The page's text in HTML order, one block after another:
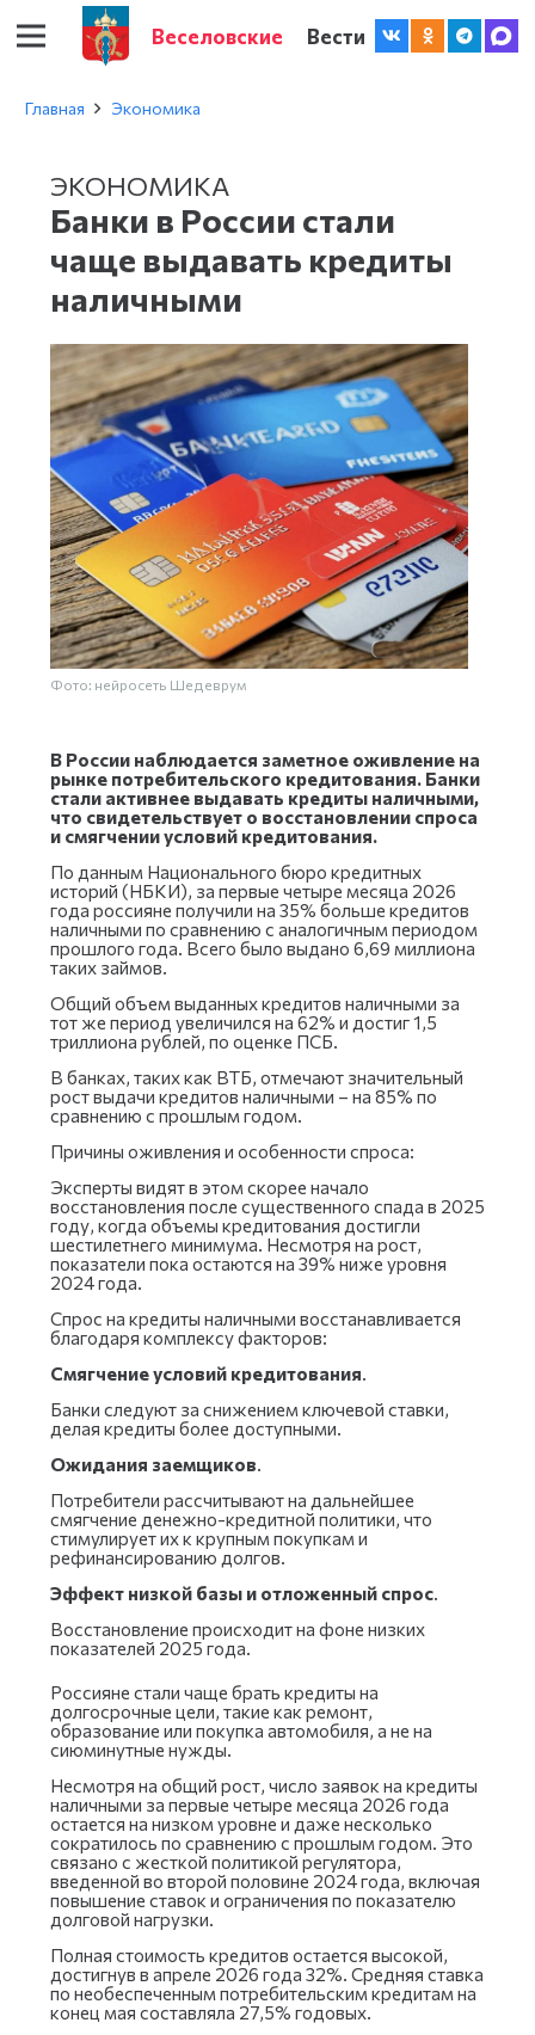
Веселовские Вести
Главная Экономика
ЭКОНОМИКА
Банки в России стали
чаще выдавать кредиты
наличными
Фото: нейросеть Шедеврум
В России наблюдается заметное оживление на
рынке потребительского кредитования. Банки
стали активнее выдавать кредиты наличными,
что свидетельствует о восстановлении спроса
и смягчении условий кредитования.
По данным Национального бюро кредитных
историй (НБКИ), за первые четыре месяца 2026
года россияне получили на 35% больше кредитов
наличными по сравнению с аналогичным периодом
прошлого года. Всего было выдано 6,69 миллиона
таких займов.
Общий объем выданных кредитов наличными за
тот же период увеличился на 62% и достиг 1,5
триллиона рублей, по оценке ПСБ.
В банках, таких как ВТБ, отмечают значительный
рост выдачи кредитов наличными – на 85% по
сравнению с прошлым годом.
Причины оживления и особенности спроса:
Эксперты видят в этом скорее начало
восстановления после существенного спада в 2025
году, когда объемы кредитования достигли
шестилетнего минимума. Несмотря на рост,
показатели пока остаются на 39% ниже уровня
2024 года.
Спрос на кредиты наличными восстанавливается
благодаря комплексу факторов:
Смягчение условий кредитования.
Банки следуют за снижением ключевой ставки,
делая кредиты более доступными.
Ожидания заемщиков.
Потребители рассчитывают на дальнейшее
смягчение денежно-кредитной политики, что
стимулирует их к крупным покупкам и
рефинансированию долгов.
Эффект низкой базы и отложенный спрос.
Восстановление происходит на фоне низких
показателей 2025 года.
Россияне стали чаще брать кредиты на
долгосрочные цели, такие как ремонт,
образование или покупка автомобиля, а не на
сиюминутные нужды.
Несмотря на общий рост, число заявок на кредиты
наличными за первые четыре месяца 2026 года
остается на низком уровне и даже несколько
сократилось по сравнению с прошлым годом. Это
связано с жесткой политикой регулятора,
введенной во второй половине 2024 года, включая
повышение ставок и ограничения по показателю
долговой нагрузки.
Полная стоимость кредитов остается высокой,
достигнув в апреле 2026 года 32%. Средняя ставка
по необеспеченным потребительским кредитам на
конец мая составляла 27,5% годовых.